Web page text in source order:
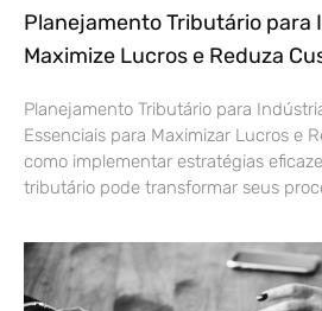
Planejamento Tributário para
Maximize Lucros e Reduza
Planejamento Tributário para
Essenciais para Maximizar Lucros e
como implementar estratégias
tributário pode transformar seus